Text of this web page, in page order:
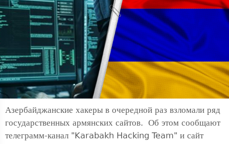
Азербайджанские хакеры в очередной раз взломали ряд
государственных армянских сайтов. Об этом сообщают
телеграмм-канал "Karabakh Hacking Team" и сайт